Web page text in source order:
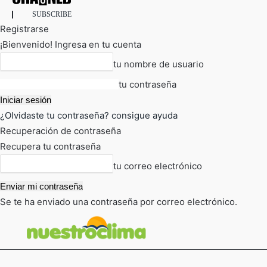
SUBSCRIBE
Registrarse
¡Bienvenido! Ingresa en tu cuenta
tu nombre de usuario
tu contraseña
¿Olvidaste tu contraseña? consigue ayuda
Recuperación de contraseña
Recupera tu contraseña
tu correo electrónico
Se te ha enviado una contraseña por correo electrónico.